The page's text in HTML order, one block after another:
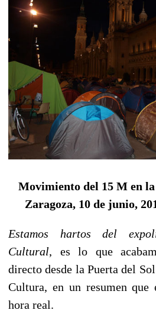
Movimiento del 15 M en
Zaragoza, 10 de junio,
Estamos hartos del
Cultural, es lo que
directo desde la Puerta del
Cultura, en un resumen que
hora real.